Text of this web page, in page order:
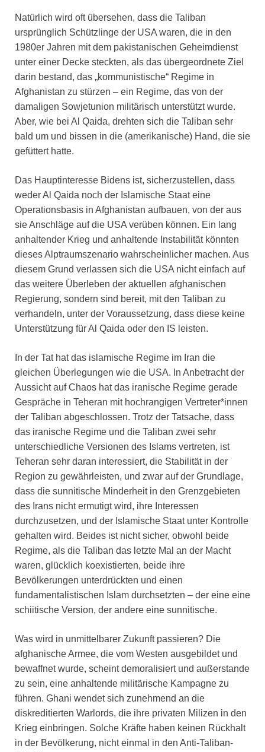
Natürlich wird oft übersehen, dass die Taliban
ursprünglich Schützlinge der USA waren, die in den
1980er Jahren mit dem pakistanischen Geheimdienst
unter einer Decke steckten, als das übergeordnete Ziel
darin bestand, das „kommunistische“ Regime in
Afghanistan zu stürzen – ein Regime, das von der
damaligen Sowjetunion militärisch unterstützt wurde.
Aber, wie bei Al Qaida, drehten sich die Taliban sehr
bald um und bissen in die (amerikanische) Hand, die sie
gefüttert hatte.
Das Hauptinteresse Bidens ist, sicherzustellen, dass
weder Al Qaida noch der Islamische Staat eine
Operationsbasis in Afghanistan aufbauen, von der aus
sie Anschläge auf die USA verüben können. Ein lang
anhaltender Krieg und anhaltende Instabilität könnten
dieses Alptraumszenario wahrscheinlicher machen. Aus
diesem Grund verlassen sich die USA nicht einfach auf
das weitere Überleben der aktuellen afghanischen
Regierung, sondern sind bereit, mit den Taliban zu
verhandeln, unter der Voraussetzung, dass diese keine
Unterstützung für Al Qaida oder den IS leisten.
In der Tat hat das islamische Regime im Iran die
gleichen Überlegungen wie die USA. In Anbetracht der
Aussicht auf Chaos hat das iranische Regime gerade
Gespräche in Teheran mit hochrangigen Vertreter*innen
der Taliban abgeschlossen. Trotz der Tatsache, dass
das iranische Regime und die Taliban zwei sehr
unterschiedliche Versionen des Islams vertreten, ist
Teheran sehr daran interessiert, die Stabilität in der
Region zu gewährleisten, und zwar auf der Grundlage,
dass die sunnitische Minderheit in den Grenzgebieten
des Irans nicht ermutigt wird, ihre Interessen
durchzusetzen, und der Islamische Staat unter Kontrolle
gehalten wird. Beides ist nicht sicher, obwohl beide
Regime, als die Taliban das letzte Mal an der Macht
waren, glücklich koexistierten, beide ihre
Bevölkerungen unterdrückten und einen
fundamentalistischen Islam durchsetzten – der eine eine
schiitische Version, der andere eine sunnitische.
Was wird in unmittelbarer Zukunft passieren? Die
afghanische Armee, die vom Westen ausgebildet und
bewaffnet wurde, scheint demoralisiert und außerstande
zu sein, eine anhaltende militärische Kampagne zu
führen. Ghani wendet sich zunehmend an die
diskreditierten Warlords, die ihre privaten Milizen in den
Krieg einbringen. Solche Kräfte haben keinen Rückhalt
in der Bevölkerung, nicht einmal in den Anti-Taliban-